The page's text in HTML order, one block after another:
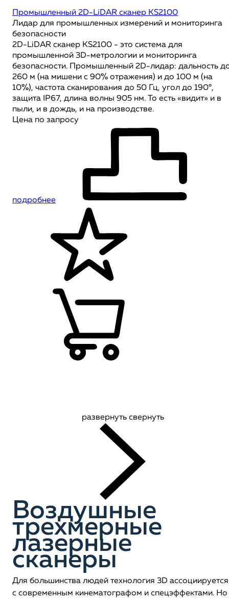
Промышленный 2D-LiDAR сканер KS2100
Лидар для промышленных измерений и мониторинга
безопасности
2D-LiDAR сканер KS2100 - это система для
промышленной 3D-метрологии и мониторинга
безопасности. Промышленный 2D-лидар: дальность
260 м (на мишени с 90% отражения) и до 100 м (на
10%), частота сканирования до 50 Гц, угол до 190°,
защита IP67, длина волны 905 нм. То есть «видит» и в
пыли, и в дождь, и на производстве.
Цена по запросу
подробнее
развернуть свернуть
Воздушные
трехмерные
лазерные
сканеры
Для большинства людей технология 3D ассоциируется
с современным кинематографом и спецэффектами. Но